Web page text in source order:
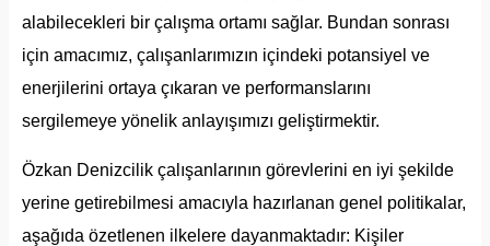
alabilecekleri bir çalışma ortamı sağlar. Bundan sonrası
için amacımız, çalışanlarımızın içindeki potansiyel ve
enerjilerini ortaya çıkaran ve performanslarını
sergilemeye yönelik anlayışımızı geliştirmektir.
Özkan Denizcilik çalışanlarının görevlerini en iyi şekilde
yerine getirebilmesi amacıyla hazırlanan genel politikalar,
aşağıda özetlenen ilkelere dayanmaktadır: Kişiler